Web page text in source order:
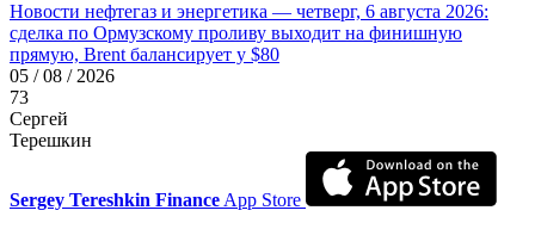
Новости нефтегаз и энергетика — четверг, 6 августа 2026:
сделка по Ормузскому проливу выходит на финишную
прямую, Brent балансирует у $80
05 / 08 / 2026
73
Сергей
Терешкин
Sergey Tereshkin Finance App Store